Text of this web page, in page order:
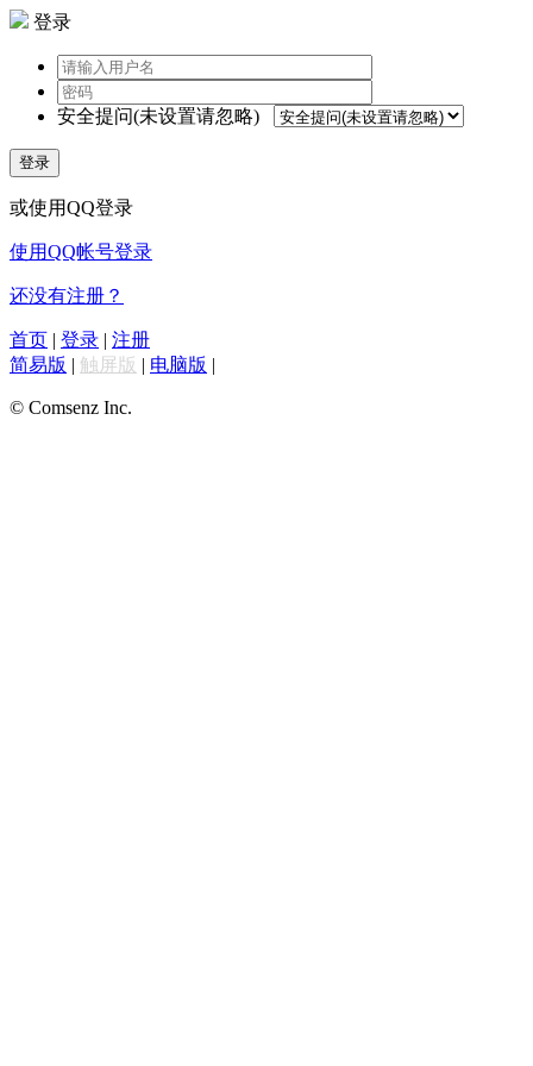
登录
安全提问(未设置请忽略)
登录
或使用QQ登录
使用QQ帐号登录
还没有注册？
首页 | 登录 | 注册
简易版 | 触屏版 | 电脑版 |
© Comsenz Inc.